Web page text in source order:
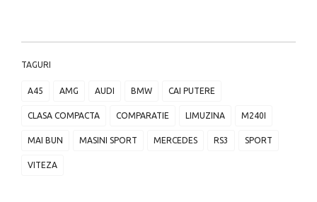
TAGURI
A45 AMG AUDI BMW CAI PUTERE
CLASA COMPACTA COMPARATIE LIMUZINA M240I
MAI BUN MASINI SPORT MERCEDES RS3 SPORT
VITEZA